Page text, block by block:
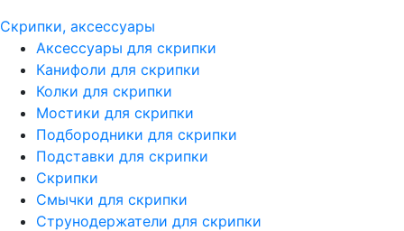
Скрипки, аксессуары
Аксессуары для скрипки
Канифоли для скрипки
Колки для скрипки
Мостики для скрипки
Подбородники для скрипки
Подставки для скрипки
Скрипки
Смычки для скрипки
Струнодержатели для скрипки